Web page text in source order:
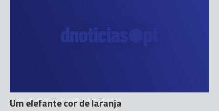
Um elefante cor de laranja